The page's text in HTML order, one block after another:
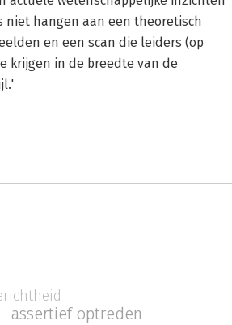
niet hangen aan een theoretisch
en een scan die leiders (op
krijgen in de breedte van de
assertief optreden